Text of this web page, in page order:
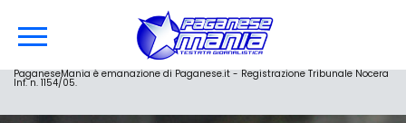
PaganeseMania è emanazione di Paganese.it - Registrazione Tribunale Nocera
Inf. n. 1154/05.